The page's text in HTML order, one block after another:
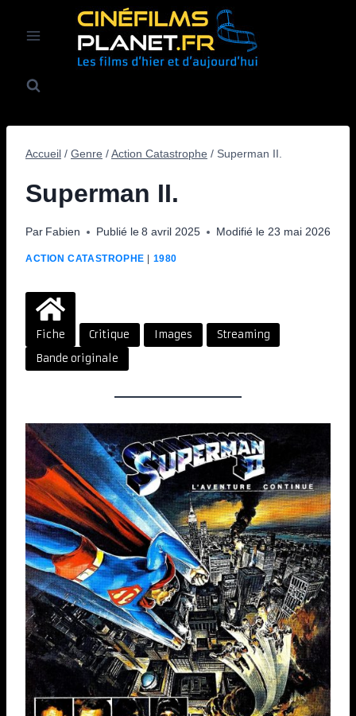
Accueil / Genre /Action Catastrophe / Superman II.
Superman II.
Par Fabien Publié le 8 avril 2025 Modifié le 23 mai 2026
ACTION CATASTROPHE | 1980
Fiche Critique Images
Streaming
Bande originale